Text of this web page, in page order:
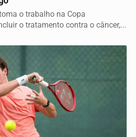
o trabalho na Copa
o tratamento contra o câncer,...